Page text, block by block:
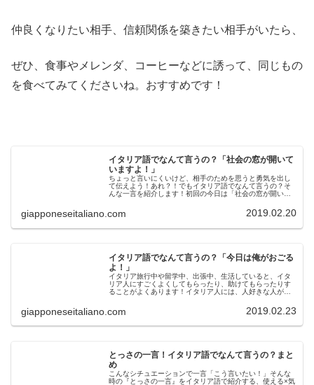
仲良くなりたい相手、信頼関係を築きたい相手がいたら、
ぜひ、食事やメレンダ、コーヒーなどに誘って、同じもの
を食べてみてくださいね。おすすめです！
イタリア語でなんて言うの？「社会の窓が開いて
いますよ！」
ちょっと言いにくいけど、相手のためを思うと勇気を出し
て伝えよう！あれ？！でもイタリア語でなんて言うの？そ
んな一言を紹介します！初回の今日は「社会の窓が開いて
giapponeseitaliano.com 2019.02.20
イタリア語でなんて言うの？「今日は俺がおごる
よ！」
イタリア旅行中や留学中、出張中、生活していると、イタ
リア人にすごくよくしてもらったり、助けてもらったりす
ることがよくあります！イタリア人には、人好きな人が多
giapponeseitaliano.com 2019.02.23
とっさの一言！イタリア語でなんて言うの？まと
め
こんなシチュエーションで一言「こう言いたい！」そんな
時の『とっさの一言』をイタリア語で紹介する、使える×気